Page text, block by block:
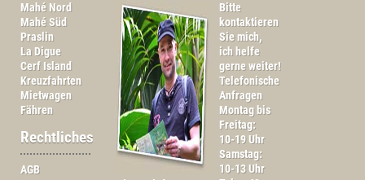
Mahé Nord
Mahé Süd
Praslin
La Digue
Cerf Island
Kreuzfahrten
Mietwagen
Fähren
Rechtliches
AGB
Bitte
kontaktieren
Sie mich,
ich helfe
gerne weiter!
Telefonische
Anfragen
Montag bis
Freitag:
10-19 Uhr
Samstag:
10-13 Uhr